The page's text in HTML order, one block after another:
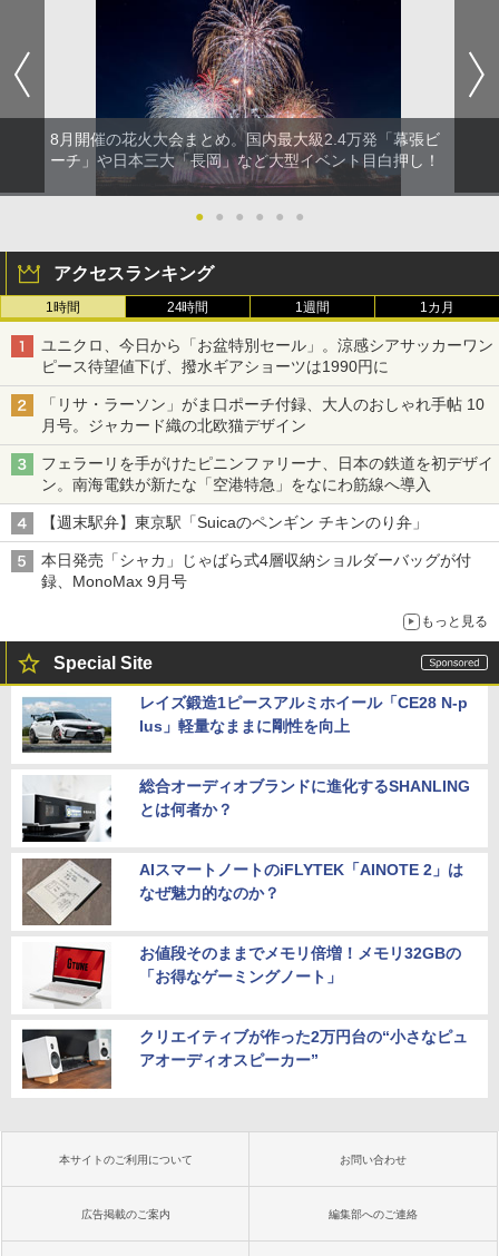
8月開催の花火大会まとめ。国内最大級2.4万発「幕張ビ
ーチ」や日本三大「長岡」など大型イベント目白押し！
● ● ● ● ● ●
アクセスランキング
1時間 24時間 1週間 1カ月
ユニクロ、今日から「お盆特別セール」。涼感シアサッカーワン
ピース待望値下げ、撥水ギアショーツは1990円に
「リサ・ラーソン」がま口ポーチ付録、大人のおしゃれ手帖 10
月号。ジャカード織の北欧猫デザイン
フェラーリを手がけたピニンファリーナ、日本の鉄道を初デザイ
ン。南海電鉄が新たな「空港特急」をなにわ筋線へ導入
【週末駅弁】東京駅「Suicaのペンギン チキンのり弁」
本日発売「シャカ」じゃばら式4層収納ショルダーバッグが付
録、MonoMax 9月号
もっと見る
Special Site
レイズ鍛造1ピースアルミホイール「CE28 N-p
lus」軽量なままに剛性を向上
総合オーディオブランドに進化するSHANLING
とは何者か？
AIスマートノートのiFLYTEK「AINOTE 2」は
なぜ魅力的なのか？
お値段そのままでメモリ倍増！メモリ32GBの
「お得なゲーミングノート」
クリエイティブが作った2万円台の“小さなピュ
アオーディオスピーカー”
本サイトのご利用について お問い合わせ
広告掲載のご案内 編集部へのご連絡